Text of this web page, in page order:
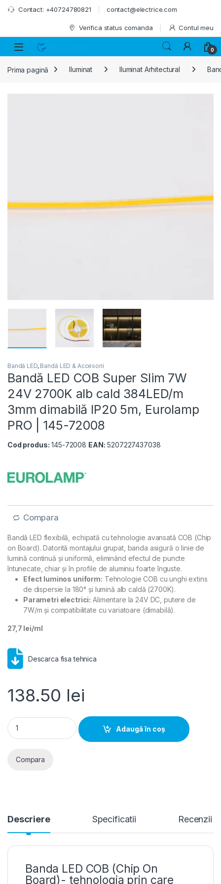
Skip to navigation
Skip to content
Contact: +40724780821 contact@electrice.com
Verifica status comanda Contul meu
0
Prima pagină Iluminat Iluminat Arhitectural
Bandă LED, Bandă LED & Accesorii
Bandă LED COB Super Slim 7W
24V 2700K alb cald 384LED/m
3mm dimabilă IP20 5m, Eurolamp
PRO | 145-72008
Cod produs: 145-72008 EAN: 5207227437038
Compara
Bandă LED flexibilă, echipată cu tehnologie avansată COB (Chip
on Board). Datorită montajului grupat, banda asigură o linie de
lumină continuă și uniformă, eliminând efectul de puncte
întunecate, chiar și în profile de aluminiu foarte înguste.
Efect luminos uniform: Tehnologie COB cu unghi extins
de dispersie la 180° și lumină alb caldă (2700K).
Parametri electrici: Alimentare la 24V DC, putere de
7W/m și compatibilitate cu variatoare (dimabilă).
27,7 lei/ml
Descarca fisa tehnica
138.50 lei
Bandă LED COB Super Slim 7W 24V 2700K alb cald
Adaugă în coș
Compara
Descriere Specificatii Recenzii
Banda LED COB (Chip On
Board)- tehnologia prin care